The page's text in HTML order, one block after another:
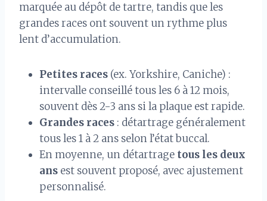
marquée au dépôt de tartre, tandis que les
grandes races ont souvent un rythme plus
lent d’accumulation.
Petites races (ex. Yorkshire, Caniche) :
intervalle conseillé tous les 6 à 12 mois,
souvent dès 2-3 ans si la plaque est rapide.
Grandes races : détartrage généralement
tous les 1 à 2 ans selon l’état buccal.
En moyenne, un détartrage tous les deux
ans est souvent proposé, avec ajustement
personnalisé.